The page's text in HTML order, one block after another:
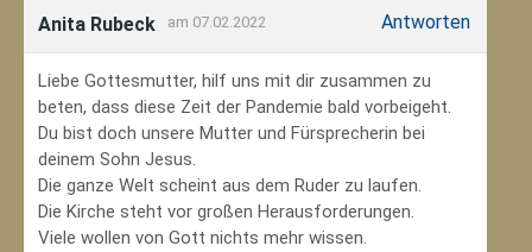
Anita Rubeck am 07.02.2022 Antworten
Liebe Gottesmutter, hilf uns mit dir zusammen zu
beten, dass diese Zeit der Pandemie bald vorbeigeht.
Du bist doch unsere Mutter und Fürsprecherin bei
deinem Sohn Jesus.
Die ganze Welt scheint aus dem Ruder zu laufen.
Die Kirche steht vor großen Herausforderungen.
Viele wollen von Gott nichts mehr wissen.